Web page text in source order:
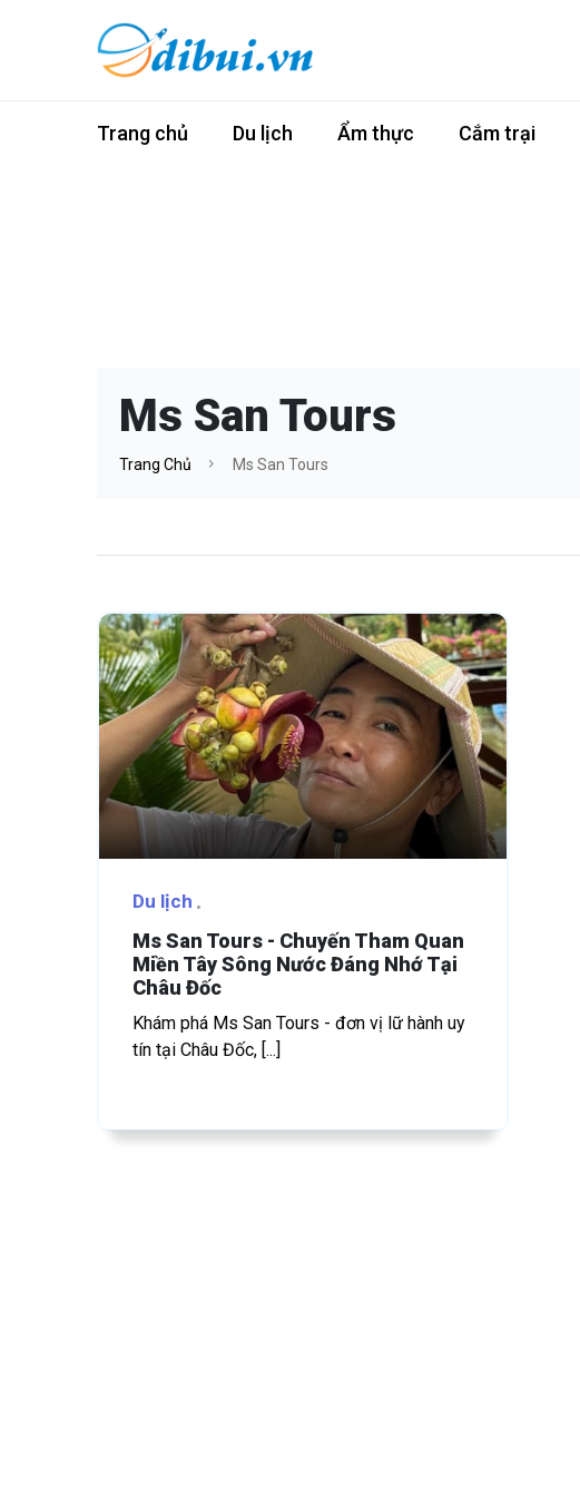
Trang chủ Du lịch Ẩm thực Cắm trại
Ms San Tours
Trang Chủ Ms San Tours
Du lịch
Ms San Tours - Chuyến Tham Quan
Miền Tây Sông Nước Đáng Nhớ Tại
Châu Đốc
Khám phá Ms San Tours - đơn vị lữ hành uy
tín tại Châu Đốc, [...]